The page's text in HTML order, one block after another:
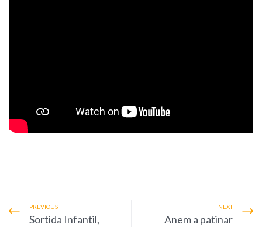
PREVIOUS
Sortida Infantil,
NEXT
Anem a patinar